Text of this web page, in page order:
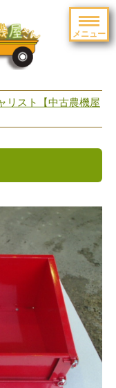
メニュー
リスト【中古農機屋